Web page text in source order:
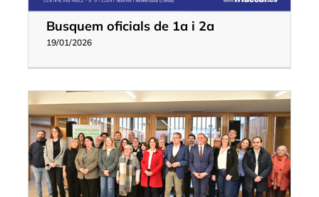
Busquem oficials de 1a i 2a
19/01/2026